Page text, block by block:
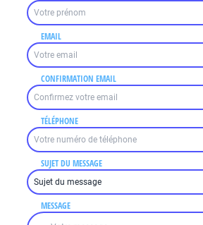
EMAIL
CONFIRMATION EMAIL
TÉLÉPHONE
SUJET DU MESSAGE
MESSAGE